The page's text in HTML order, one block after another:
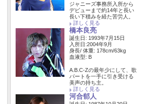
ジャニーズ事務所入所から
デビューまで約14年と長い
長い下積みを経た苦労人。
詳しく見る
橋本良亮
誕生日: 1993年7月15日
入所日:2004年9月
身長/ 体重: 178cm/63kg
血液型: B
A.B.C-Zの最年少にして、歌
パートを一手に引き受ける
美声の持ち主。
詳しく見る
河合郁人